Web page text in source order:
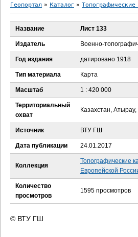
В
ы
д
е
с
ь
Геопортал » Каталог » Топографические
Название Лист 133
Издатель Военно-
Год издания датировано 1918
Тип материала Карта
Масштаб 1 : 420 000
Территориальный
охват
Казахстан,
Источник ВТУ ГШ
Дата публикации 24.01.2017
Коллекция
Топографические
Европейской
Количество
просмотров
1595 просмотров
© ВТУ ГШ